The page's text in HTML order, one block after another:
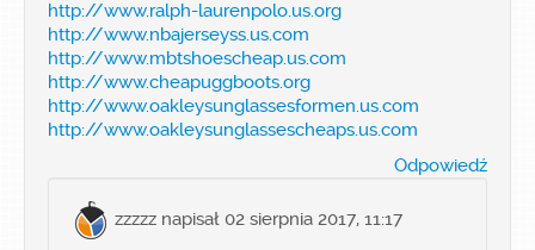
http://www.ralph-laurenpolo.us.org
http://www.nbajerseyss.us.com
http://www.mbtshoescheap.us.com
http://www.cheapuggboots.org
http://www.oakleysunglassesformen.us.com
http://www.oakleysunglassescheaps.us.com
Odpowiedź
zzzzz napisał 02 sierpnia 2017, 11:17